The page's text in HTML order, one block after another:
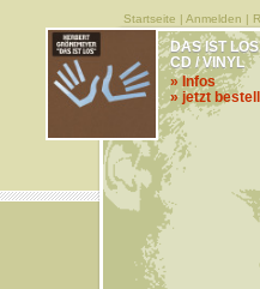
Startseite | Anmelden |
DAS IST LOS
CD / VINYL
» Infos
» jetzt